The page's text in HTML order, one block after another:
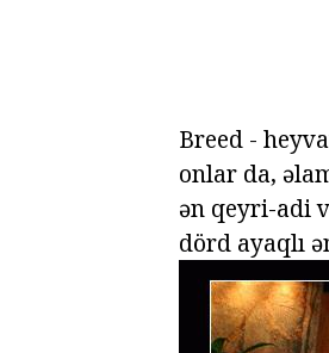
Breed -
onlar da,
ən qeyri-adi
dörd ayaqlı